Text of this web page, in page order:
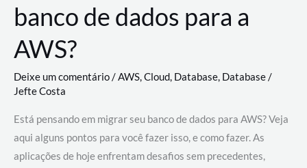
banco de dados para a
AWS?
Deixe um comentário/AWS,Cloud, Database, Database/
Jefte Costa
Está pensando em migrar seu banco de dados para AWS? Veja
aqui alguns pontos para você fazer isso, e como fazer. As
aplicações de hoje enfrentam desafios sem precedentes,